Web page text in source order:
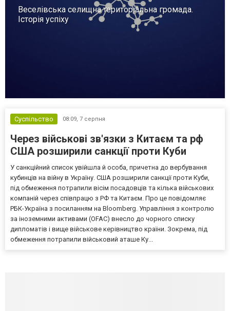
Веселівська селищна територіальна громада.
Історія успіху
Суспільство 08:09, 7 серпня
Через військові зв'язки з Китаєм та рф
США розширили санкції проти Куби
У санкційний список увійшла й особа, причетна до вербування
кубинців на війну в Україну. США розширили санкції проти Куби,
під обмеження потрапили вісім посадовців та кілька військових
компаній через співпрацю з РФ та Китаєм. Про це повідомляє
РБК-Україна з посиланням на Bloomberg. Управління з контролю
за іноземними активами (OFAC) внесло до чорного списку
дипломатів і вище військове керівництво країни. Зокрема, під
обмеження потрапили військовий аташе Ку...